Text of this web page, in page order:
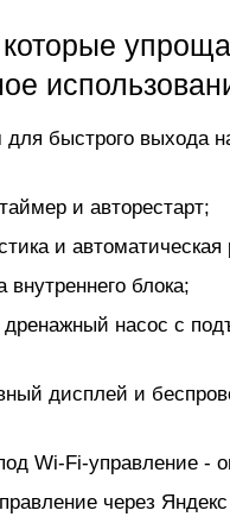
быстрого выхода
и авторестарт;
и автоматическая
внутреннего блока;
дренажный насос с
дисплей и
Wi-Fi-управление -
через